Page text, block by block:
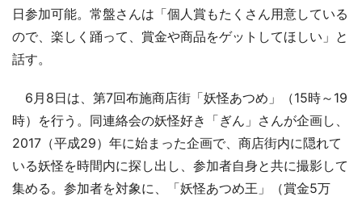
日参加可能。常盤さんは「個人賞もたくさん用意している
ので、楽しく踊って、賞金や商品をゲットしてほしい」と
話す。
6月8日は、第7回布施商店街「妖怪あつめ」（15時～19
時）を行う。同連絡会の妖怪好き「ぎん」さんが企画し、
2017（平成29）年に始まった企画で、商店街内に隠れて
いる妖怪を時間内に探し出し、参加者自身と共に撮影して
集める。参加者を対象に、「妖怪あつめ王」（賞金5万